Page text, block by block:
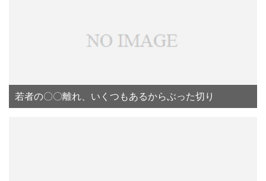
若者の〇〇離れ、いくつもあるからぶった切り